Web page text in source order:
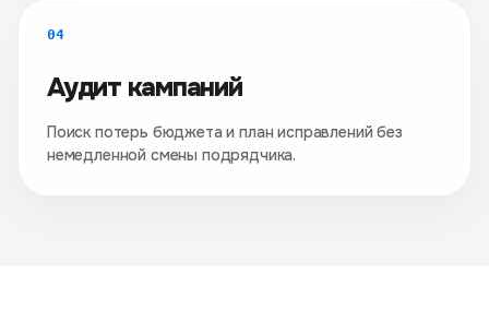
04
Аудит кампаний
Поиск потерь бюджета и план исправлений без
немедленной смены подрядчика.